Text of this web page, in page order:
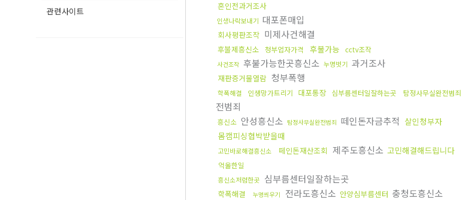
관련사이트
혼인전과거조사
인생나락보내기 대포폰매입
회사평판조작 미제사건해결
후불제흥신소 청부업자가격 후불가능 cctv조작
사건조작 후불가능한곳흥신소 누명벗기 과거조사
재판증거물열람 청부폭행
학폭해결 인생망가트리기 대포통장 심부름센터일잘하는곳 탐정사무실완전범죄
전범죄
흥신소 안성흥신소 탐정사무실완전범죄 떼인돈자금추적 살인청부자
몸캠피싱협박받을때
고민바로해결흥신소 떼인돈재산조회 제주도흥신소 고민해결해드립니다
억울한일
흥신소저렴한곳 심부름센터일잘하는곳
학폭해결 누명씌우기 전라도흥신소 안양심부름센터 충청도흥신소